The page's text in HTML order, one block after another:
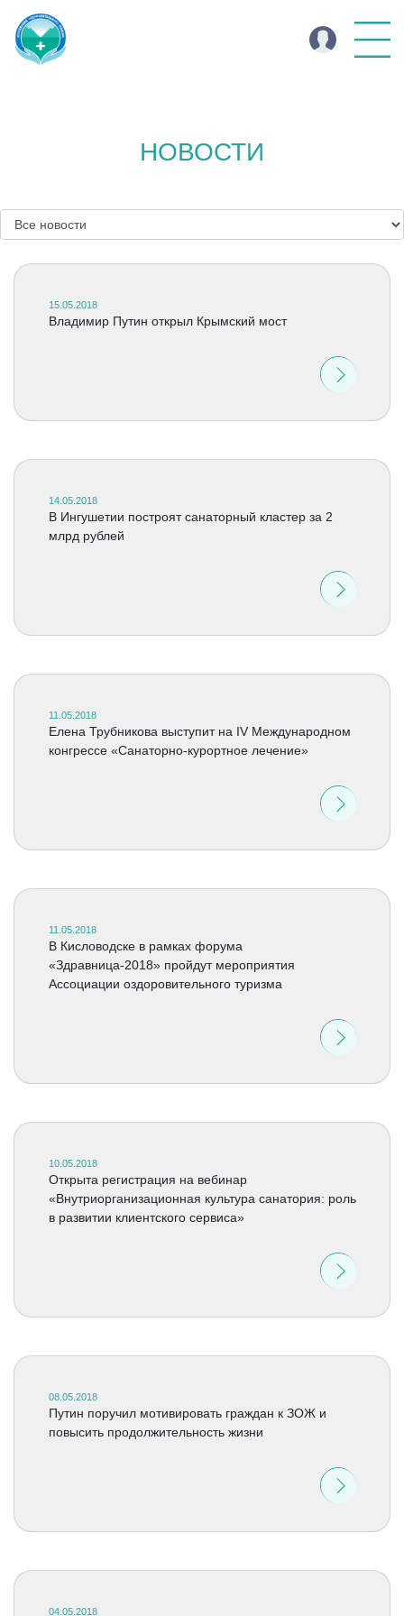
НОВОСТИ
15.05.2018
Владимир Путин открыл Крымский мост
14.05.2018
В Ингушетии построят санаторный кластер за 2
млрд рублей
11.05.2018
Елена Трубникова выступит на IV Международном
конгрессе «Санаторно-курортное лечение»
11.05.2018
В Кисловодске в рамках форума
«Здравница-2018» пройдут мероприятия
Ассоциации оздоровительного туризма
10.05.2018
Открыта регистрация на вебинар
«Внутриорганизационная культура санатория: роль
в развитии клиентского сервиса»
08.05.2018
Путин поручил мотивировать граждан к ЗОЖ и
повысить продолжительность жизни
04.05.2018